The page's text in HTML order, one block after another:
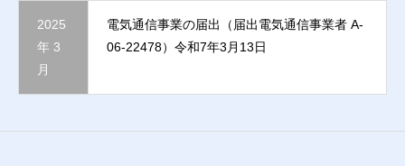
2025
年 3
月
電気通信事業の届出（届出電気通信事業者 A-
06-22478）令和7年3月13日